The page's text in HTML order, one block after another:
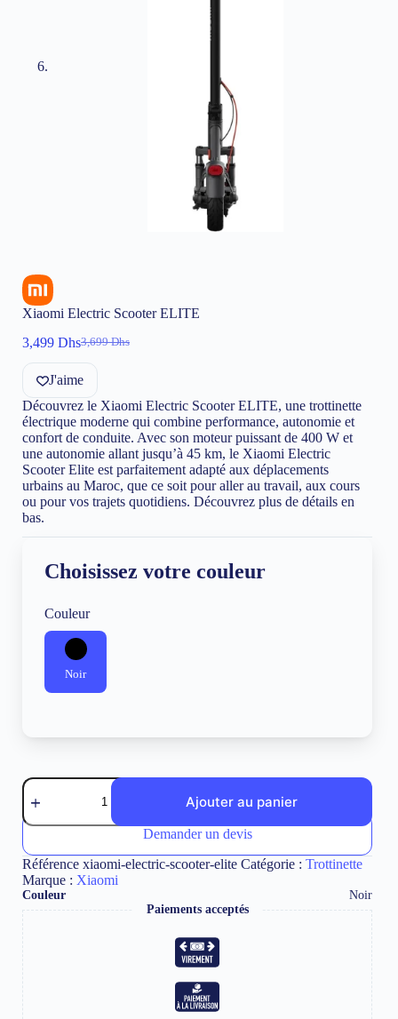
Xiaomi Electric Scooter ELITE
3,699Dhs
Le
prix
initial
était :
3,699 Dhs.
3,499 DhsLe
prix
actuel
est :
3,499 Dhs.
J'aime
Découvrez le Xiaomi Electric Scooter ELITE, une trottinette
électrique moderne qui combine performance, autonomie et
confort de conduite. Avec son moteur puissant de 400 W et
une autonomie allant jusqu’à 45 km, le Xiaomi Electric
Scooter Elite est parfaitement adapté aux déplacements
urbains au Maroc, que ce soit pour aller au travail, aux cours
ou pour vos trajets quotidiens. Découvrez plus de détails en
bas.
Choisissez votre couleur
Couleur
Noir
quantité
de
Xiaomi
Electric
Scooter
ELITE
Ajouter au panier
l
t
e
r
n
a
t
i
v
e
:
Demander un devis
Référence xiaomi-electric-scooter-elite Catégorie : Trottinette
Marque : Xiaomi
Couleur
Noir
Paiements acceptés